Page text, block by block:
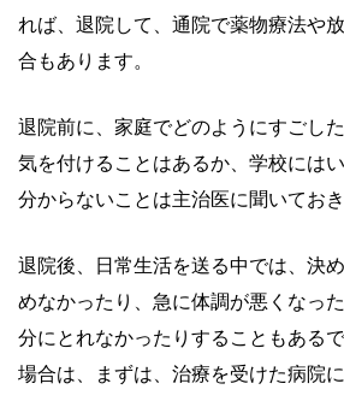
れば、退院して、通院で薬物療法や
合もあります。
退院前に、家庭でどのようにすごし
気を付けることはあるか、学校には
分からないことは主治医に聞いておき
退院後、日常生活を送る中では、決
めなかったり、急に体調が悪くなっ
分にとれなかったりすることもある
場合は、まずは、治療を受けた病院